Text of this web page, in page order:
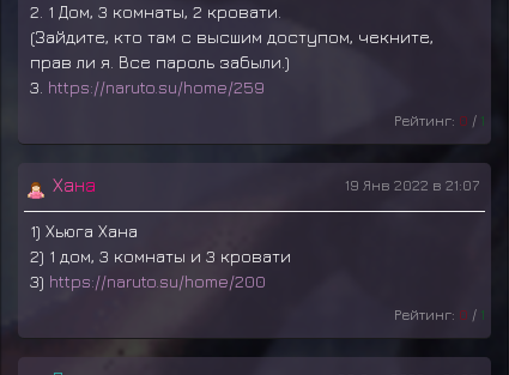
2. 1 Дом, 3 комнаты, 2 кровати.
(Зайдите, кто там с высшим доступом, чекните,
прав ли я. Все пароль забыли.)
3. https://naruto.su/home/259
Рейтинг: 0 / 1
Хана 19 Янв 2022 в 21:07
1) Хьюга Хана
2) 1 дом, 3 комнаты и 3 кровати
3) https://naruto.su/home/200
Рейтинг: 0 / 1